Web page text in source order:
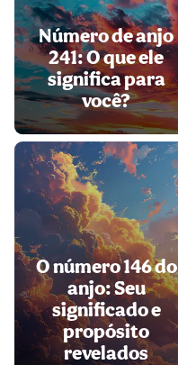
Número de anjo
241: O que ele
significa para
você?
O número 146 do
anjo: Seu
significado e
propósito
revelados